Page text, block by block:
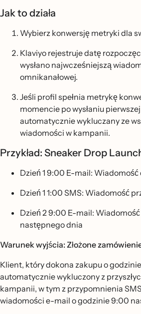
Jak to działa
Wybierz konwersję metryki dla
Klaviyo rejestruje datę
wysłano najwcześniejszą
omnikanałowej.
Jeśli profil spełnia metrykę
momencie po wysłaniu
automatycznie wykluczany ze
wiadomości w kampanii.
Przykład: Sneaker Drop
Dzień 1 9:00 E-mail:
Dzień 1 1:00 SMS: Wiadomość
Dzień 2 9:00 E-mail: Wiadomość
następnego dnia
Warunek wyjścia: Złożone
Klient, który dokona zakupu o
automatycznie wykluczony z
kampanii, w tym z przypomnienia
wiadomości e-mail o godzinie 9:00